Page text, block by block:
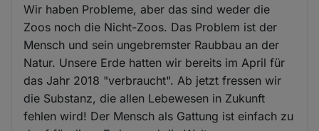
Wir haben Probleme, aber das sind weder die
Zoos noch die Nicht-Zoos. Das Problem ist der
Mensch und sein ungebremster Raubbau an der
Natur. Unsere Erde hatten wir bereits im April für
das Jahr 2018 "verbraucht". Ab jetzt fressen wir
die Substanz, die allen Lebewesen in Zukunft
fehlen wird! Der Mensch als Gattung ist einfach zu